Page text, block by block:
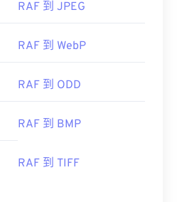
RAF 到 JPEG
RAF 到 WebP
RAF 到 ODD
RAF 到 BMP
RAF 到 TIFF